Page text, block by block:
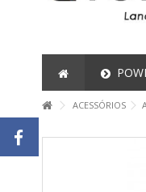
ACESSÓRIOS